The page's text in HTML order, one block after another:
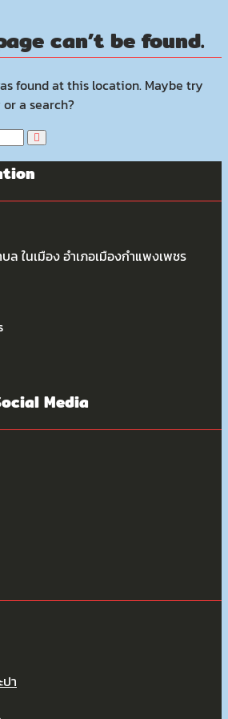
can’t be found.
found at this location. Maybe try
a search?
ล ในเมือง อำเภอเมืองกำแพงเพชร
Media
า